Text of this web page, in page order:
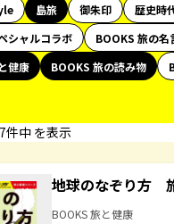
島旅 御朱印 歴史時
シャルコラボ
BOOKS 旅の名
健康
BOOKS 旅の読み物
件中 を表示
地球のなぞり方
BOOKS 旅と健康